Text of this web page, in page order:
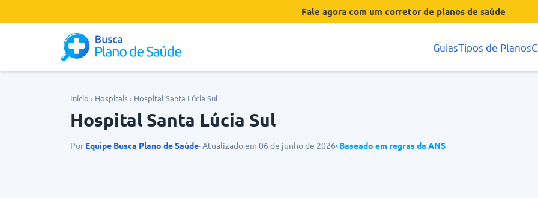
Fale agora com um corretor de planos de saúde
GuiasTipos de Planos
Início › Hospitais› Hospital Santa Lúcia Sul
Hospital Santa Lúcia Sul
Por Equipe Busca Plano de Saúde· Atualizado em 06 de junho de 2026· Baseado em regras da ANS